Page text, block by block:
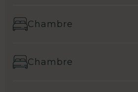
Chambre
Chambre